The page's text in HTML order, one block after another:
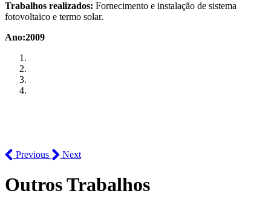
Trabalhos realizados: Fornecimento e instalação de sistema
fotovoltaico e termo solar.
Ano:2009
Previous Next
Outros Trabalhos